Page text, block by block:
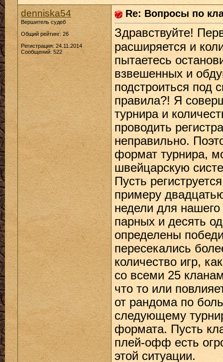
denniska54
Вершитель судеб
Общий рейтинг: 26
Регистрация: 24.11.2014
Сообщений: 522
Re: Вопросы по
Здравствуйте!
расширяется и
пытаетесь
взвешенных и
подстроиться под
правила?! Я
турнира и
проводить
неправильно.
формат турнира,
швейцарскую
Пусть
примеру
недели для нашего
парных и десять
определены
пересекались
количество игр,
со всеми 25
что то или
от рандома по
следующему
формата. Пусть
плей-офф есть
этой ситуации.